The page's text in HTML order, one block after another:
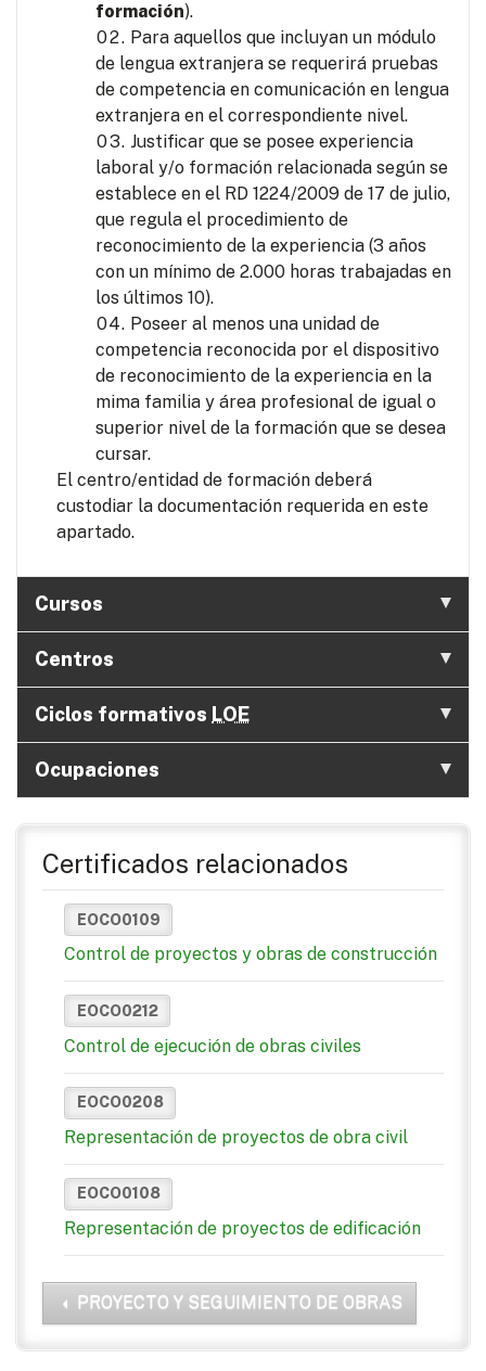
formación).
Para aquellos que incluyan un módulo
de lengua extranjera se requerirá pruebas
de competencia en comunicación en lengua
extranjera en el correspondiente nivel.
Justificar que se posee experiencia
laboral y/o formación relacionada según se
establece en el RD 1224/2009 de 17 de julio,
que regula el procedimiento de
reconocimiento de la experiencia (3 años
con un mínimo de 2.000 horas trabajadas en
los últimos 10).
Poseer al menos una unidad de
competencia reconocida por el dispositivo
de reconocimiento de la experiencia en la
mima familia y área profesional de igual o
superior nivel de la formación que se desea
cursar.
El centro/entidad de formación deberá
custodiar la documentación requerida en este
apartado.
Cursos
Centros
Ciclos formativos LOE
Ocupaciones
Certificados relacionados
EOCO0109
Control de proyectos y obras de construcción
EOCO0212
Control de ejecución de obras civiles
EOCO0208
Representación de proyectos de obra civil
EOCO0108
Representación de proyectos de edificación
PROYECTO Y SEGUIMIENTO DE OBRAS